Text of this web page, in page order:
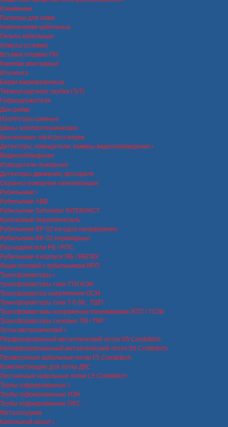
Клеммники
Патроны для ламп
Наконечники кабельные
Гильзы кабельные
Хомуты (стяжки)
Вставки плавкие ПН
Коробки монтажные
Изолента
Бирки маркировочные
Термоусадочная трубка (ТуТ)
Гофродержатели
Дин-рейки
Изоляторы шинные
Шины электротехнические
Бензиновые электростанции
Детекторы, извещатели, камеры видеонаблюдения
Видеонаблюдение
Извещатели пожарные
Детекторы движения, фотореле
Охранно-пожарная сигнализация
Рубильники
Рубильники ABB
Рубильники Schneider INTERPACT
Кулачковый переключатель
Рубильники ВР-32 на одно направление
Рубильники ВР-32 перекидные
Разъединители РЕ / РПС
Рубильники в корпусе ЯБ / ЯБПВУ
Ящик силовой с рубильником ЯРП
Трансформаторы
трансформаторы тока ТТИ ИЭК
Трансформатор напряжения ОСМ
Трансформаторы тока Т-0.66 , ТШП
Трансформаторы напряжения понижающие ЯТП / ТСЗИ
Трансформаторы силовые ТМ / ТМГ
Лоток металлический
Перфорированный металлический лоток S5 Combitech
Неперфорированный металлический лоток S5 Combitech
Проволочные кабельные лотки F5 Combitech
Комплектующие для лотка ДКС
Лестничные кабельные лотки L5 Combitech
Трубы гофрированные
Трубы гофрированные ИЭК
Трубы гофрированные DKC
Металлорукав
Кабельный канал